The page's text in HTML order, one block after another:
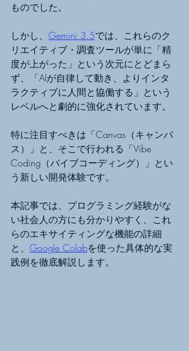
ものでした。
しかし、 Gemini 3.5では、これらのク
リエイティブ・調査ツールが単に「精
度が上がった」という次元にとどまら
ず、「AIが自律して動き、よりインタ
ラクティブに人間と協働する」という
レベルへと劇的に強化されています。
特に注目すべきは「Canvas（キャンバ
ス）」と、そこで行われる「Vibe
Coding（バイブコーディング）」とい
う新しい開発体験です。
本記事では、プログラミング経験がな
い社会人の方にも分かりやすく、これ
らのエキサイティングな機能の詳細
と、 Google Colabを使った具体的な実
践例を徹底解説します。